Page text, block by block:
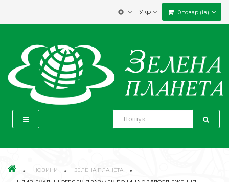
0 товар (ів)
Укр
НОВИНИ
ЗЕЛЕНА ПЛАНЕТА